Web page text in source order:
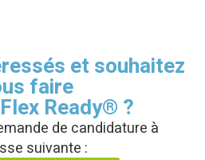
et souhaitez
faire
Ready® ?
de candidature à
suivante :